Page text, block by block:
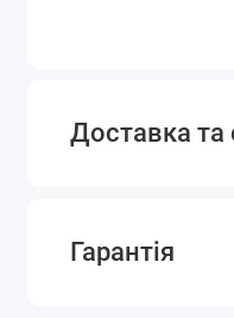
Доставка та
Гарантія